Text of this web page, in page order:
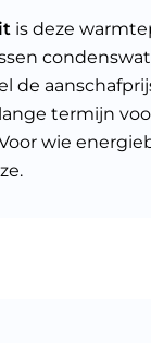
is deze
de
termijn
wie